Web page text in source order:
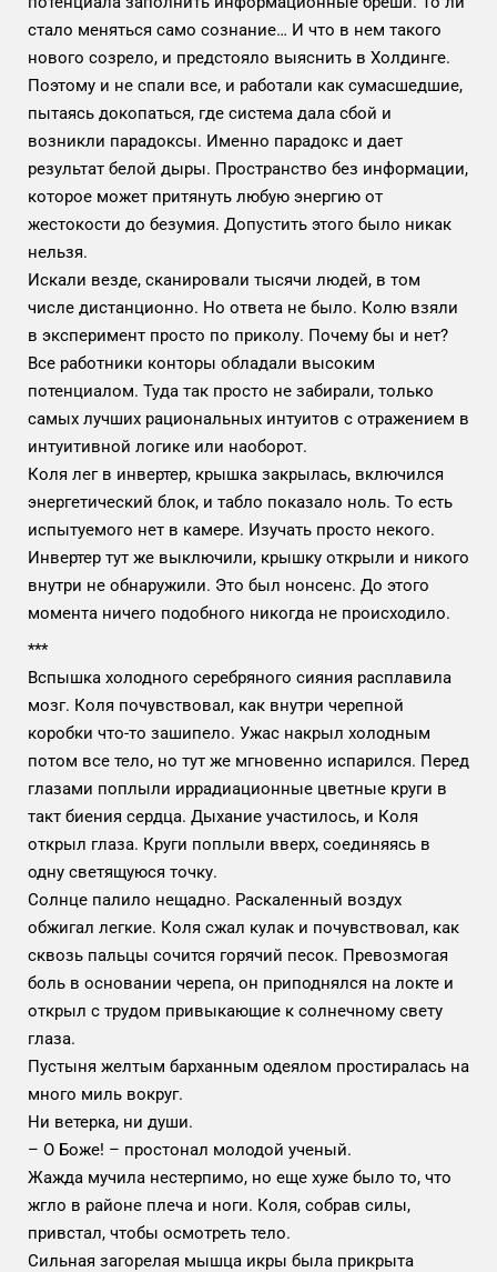
стало меняться само сознание… И что в нем такого
нового созрело, и предстояло выяснить в Холдинге.
Поэтому и не спали все, и работали как сумасшедшие,
пытаясь докопаться, где система дала сбой и
возникли парадоксы. Именно парадокс и дает
результат белой дыры. Пространство без информации,
которое может притянуть любую энергию от
жестокости до безумия. Допустить этого было никак
нельзя.
Искали везде, сканировали тысячи людей, в том
числе дистанционно. Но ответа не было. Колю взяли
в эксперимент просто по приколу. Почему бы и нет?
Все работники конторы обладали высоким
потенциалом. Туда так просто не забирали, только
самых лучших рациональных интуитов с отражением в
интуитивной логике или наоборот.
Коля лег в инвертер, крышка закрылась, включился
энергетический блок, и табло показало ноль. То есть
испытуемого нет в камере. Изучать просто некого.
Инвертер тут же выключили, крышку открыли и никого
внутри не обнаружили. Это был нонсенс. До этого
момента ничего подобного никогда не происходило.
***
Вспышка холодного серебряного сияния расплавила
мозг. Коля почувствовал, как внутри черепной
коробки что-то зашипело. Ужас накрыл холодным
потом все тело, но тут же мгновенно испарился. Перед
глазами поплыли иррадиационные цветные круги в
такт биения сердца. Дыхание участилось, и Коля
открыл глаза. Круги поплыли вверх, соединяясь в
одну светящуюся точку.
Солнце палило нещадно. Раскаленный воздух
обжигал легкие. Коля сжал кулак и почувствовал, как
сквозь пальцы сочится горячий песок. Превозмогая
боль в основании черепа, он приподнялся на локте и
открыл с трудом привыкающие к солнечному свету
глаза.
Пустыня желтым барханным одеялом простиралась на
много миль вокруг.
Ни ветерка, ни души.
– О Боже! – простонал молодой ученый.
Жажда мучила нестерпимо, но еще хуже было то, что
жгло в районе плеча и ноги. Коля, собрав силы,
привстал, чтобы осмотреть тело.
Сильная загорелая мышца икры была прикрыта